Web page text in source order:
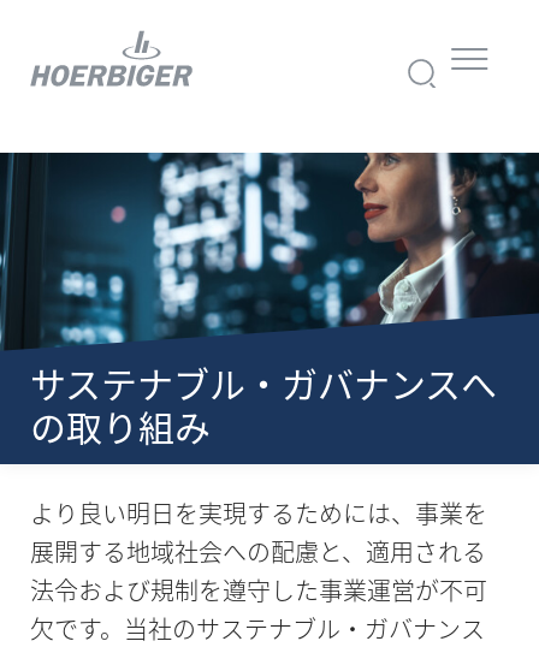
サステナブル・ガバナンスへ
の取り組み
より良い明日を実現するためには、事業を
展開する地域社会への配慮と、適用される
法令および規制を遵守した事業運営が不可
欠です。当社のサステナブル・ガバナンス